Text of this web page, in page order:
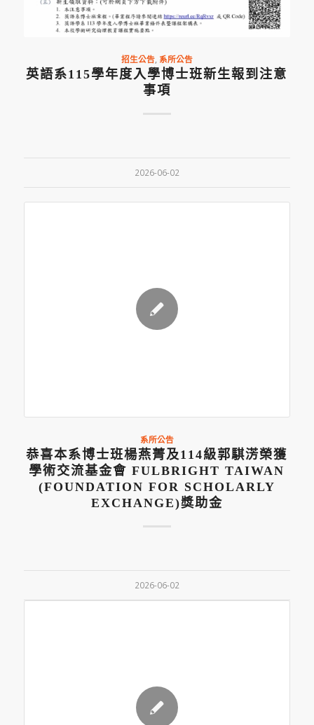
招生公告, 系所公告
英語系115學年度入學博士班新生報到注意
事項
2026-06-02
系所公告
恭喜本系博士班楊燕菁及114級郭騏淓榮獲
學術交流基金會 FULBRIGHT TAIWAN
(FOUNDATION FOR SCHOLARLY
EXCHANGE)獎助金
2026-06-02